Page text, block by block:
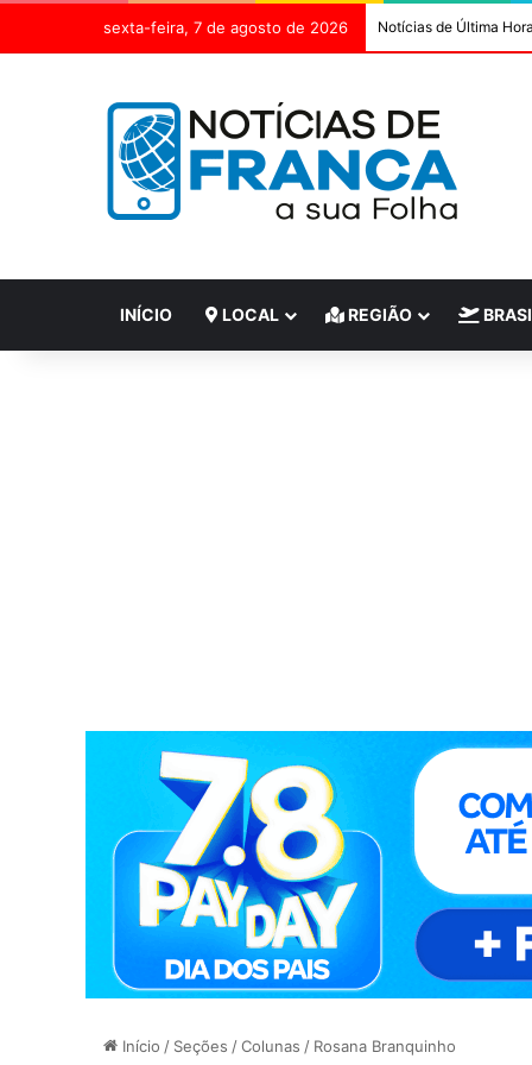
sexta-feira, 7 de agosto de 2026 Notícias de Última Hora
INÍCIO LOCAL REGIÃO
Início / Seções /Colunas / Rosana Branquinho